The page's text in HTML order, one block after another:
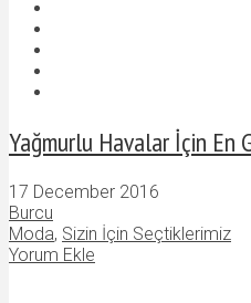
Yağmurlu Havalar İçin En
17 December 2016
Burcu
Moda, Sizin İçin Seçtiklerimiz
Yorum Ekle